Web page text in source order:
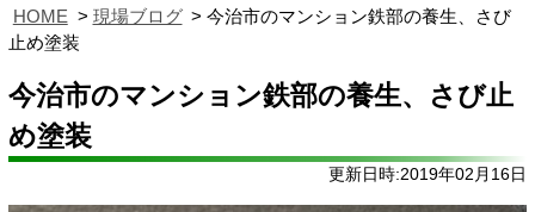
HOME 現場ブログ
今治市のマンション鉄部の養生、さび
止め塗装
今治市のマンション鉄部の養生、さび止
め塗装
更新日時:2019年02月16日